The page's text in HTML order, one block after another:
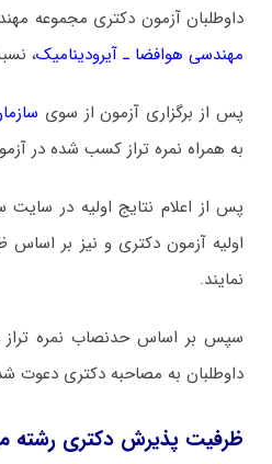
داوطلبان آزمون دکتری مجموعه
ﻣﻬﻨﺪسی ﻫﻮاﻓﻀﺎ ـ آﻳﺮودﻳﻨﺎمیک،
پس از برگزاری آزمون از سوی
به همراه نمره تراز کسب شده در
پس از اعلام نتایج اولیه در
اولیه آزمون دکتری و نیز بر
نمایند.
سپس بر اساس حدنصاب نمره تراز
داوطلبان به مصاحبه دکتری دعوت
ظرفیت پذیرش دکتری رشته